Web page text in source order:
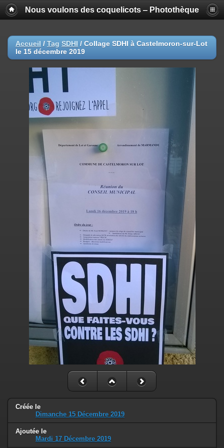
Nous voulons des coquelicots ‒ Photothèque
Accueil / Tag SDHI / Collage SDHI à Castelmoron-sur-Lot
le 15 décembre 2019
Créée le
Dimanche 15 Décembre 2019
Ajoutée le
Mardi 17 Décembre 2019